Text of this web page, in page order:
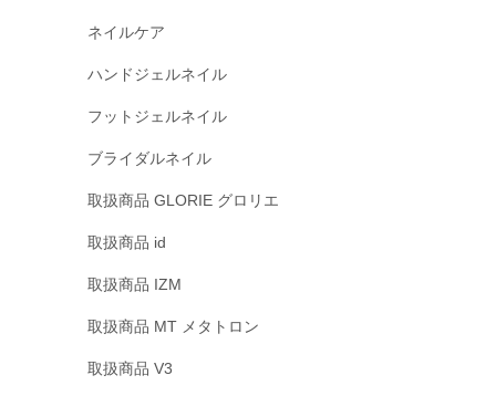
ネイルケア
ハンドジェルネイル
フットジェルネイル
ブライダルネイル
取扱商品 GLORIE グロリエ
取扱商品 id
取扱商品 IZM
取扱商品 MT メタトロン
取扱商品 V3